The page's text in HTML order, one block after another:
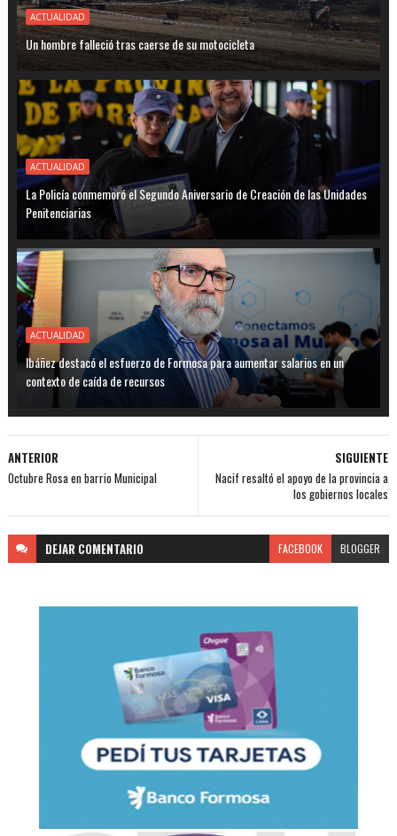
ACTUALIDAD
Un hombre falleció tras caerse de su motocicleta
ACTUALIDAD
La Policía conmemoró el Segundo Aniversario de Creación de las Unidades
Penitenciarias
ACTUALIDAD
Ibáñez destacó el esfuerzo de Formosa para aumentar salarios en un
contexto de caída de recursos
SIGUIENTE
Nacif resaltó el apoyo de la provincia a
los gobiernos locales
ANTERIOR
Octubre Rosa en barrio Municipal
DEJAR COMENTARIO FACEBOOK BLOGGER